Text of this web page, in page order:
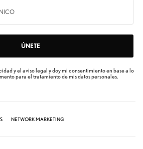
ÚNETE
y el aviso legal y doy mi consentimiento en base a lo
para el tratamiento de mis datos personales.
NETWORK MARKETING